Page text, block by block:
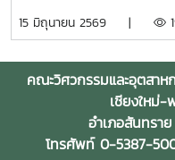
บัณฑิตศึกษา และพยาบาลศ
หลักสูตร ก่อนนำเยี่ยมชม
ภายในคณะฯ เพื่อแลกเปลี่
ร่วมมือระหว่างประเทศใ
Agro-Industry, Maejo
โครงการ “สืบสานป๋าเวณีปี๋
เป็นระเบียบ โดยมี ผู้ช่วย
ผู้ถือป้ายประจำขบวน สะท้
หนึ่งเดียวของบุคลากรใน
สืบสานประเพณีปีใหม่เมือ
15 มิถุนายน 2569 |
คณะวิศวกรรมและอุตสา
เชียงใหม่-
อำเภอสันทรา
โทรศัพท์ 0-5387-